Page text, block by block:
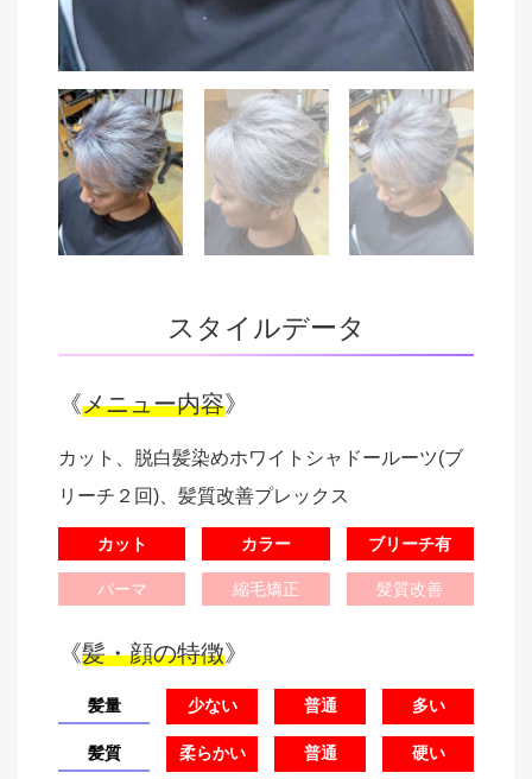
スタイルデータ
《メニュー内容》
カット、脱白髪染めホワイトシャドールーツ(ブ
リーチ２回)、髪質改善プレックス
カット カラー ブリーチ有
パーマ 縮毛矯正 髪質改善
《髪・顔の特徴》
髪量 少ない 普通 多い
髪質 柔らかい 普通 硬い